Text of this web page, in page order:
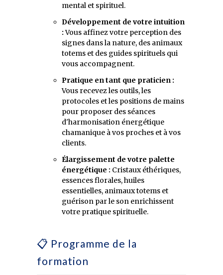
mental et spirituel.
Développement de votre intuition
:Vous affinez votre perception des
signes dans la nature, des animaux
totems et des guides spirituels qui
vous accompagnent.
Pratique en tant que praticien :
Vous recevez les outils, les
protocoles et les positions de mains
pour proposer des séances
d'harmonisation énergétique
chamanique à vos proches et à vos
clients.
Élargissement de votre palette
énergétique : Cristaux éthériques,
essences florales, huiles
essentielles, animaux totems et
guérison par le son enrichissent
votre pratique spirituelle.
📋 Programme de la
formation